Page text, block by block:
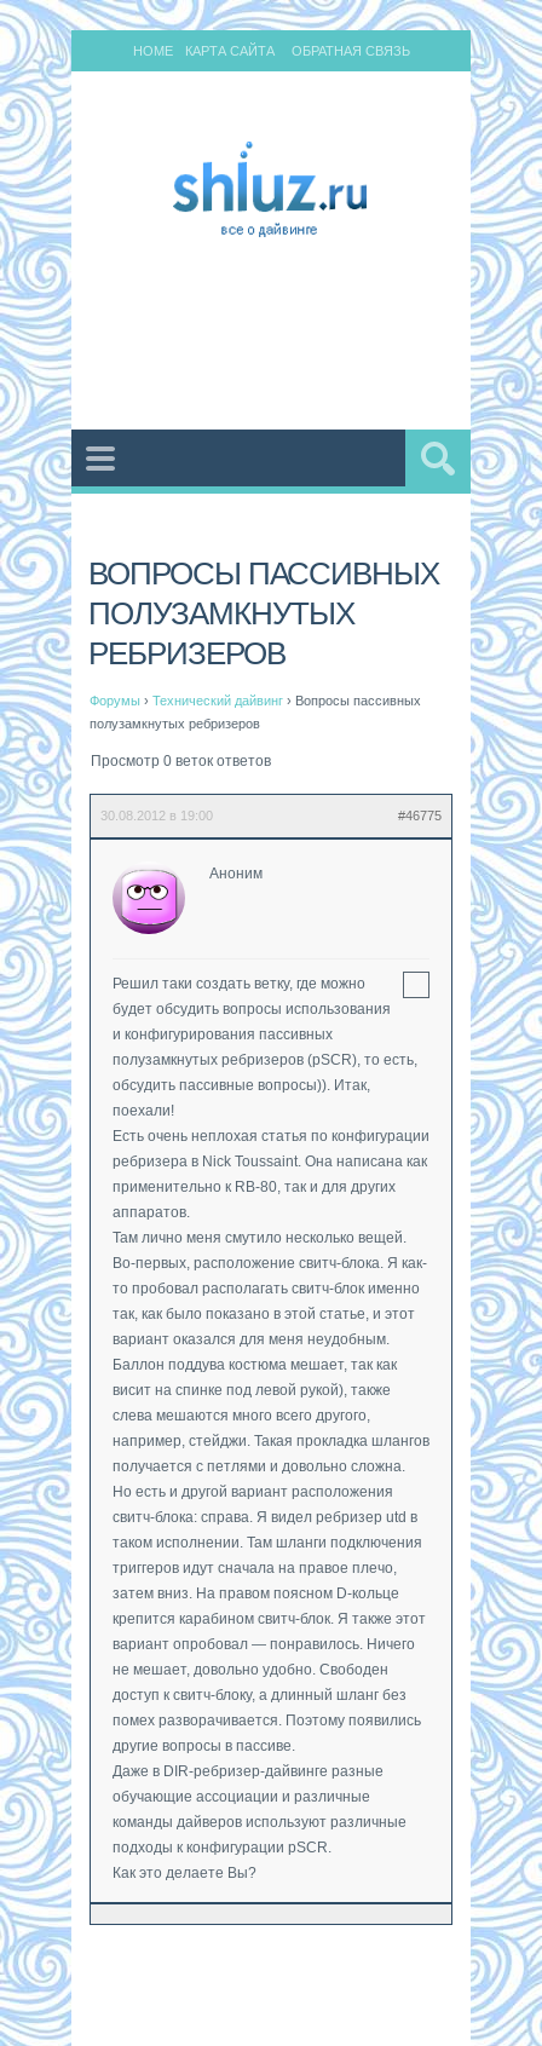
HOME КАРТА САЙТА ОБРАТНАЯ СВЯЗЬ
ВОПРОСЫ ПАССИВНЫХ
ПОЛУЗАМКНУТЫХ
РЕБРИЗЕРОВ
Форумы › Технический дайвинг › Вопросы пассивных
полузамкнутых ребризеров
Просмотр 0 веток ответов
30.08.2012 в 19:00 #46775
Аноним
Решил таки создать ветку, где можно
будет обсудить вопросы использования
и конфигурирования пассивных
полузамкнутых ребризеров (pSCR), то есть,
обсудить пассивные вопросы)). Итак,
поехали!
Есть очень неплохая статья по конфигурации
ребризера в Nick Toussaint. Она написана как
применительно к RB-80, так и для других
аппаратов.
Там лично меня смутило несколько вещей.
Во-первых, расположение свитч-блока. Я как-
то пробовал располагать свитч-блок именно
так, как было показано в этой статье, и этот
вариант оказался для меня неудобным.
Баллон поддува костюма мешает, так как
висит на спинке под левой рукой), также
слева мешаются много всего другого,
например, стейджи. Такая прокладка шлангов
получается с петлями и довольно сложна.
Но есть и другой вариант расположения
свитч-блока: справа. Я видел ребризер utd в
таком исполнении. Там шланги подключения
триггеров идут сначала на правое плечо,
затем вниз. На правом поясном D-кольце
крепится карабином свитч-блок. Я также этот
вариант опробовал — понравилось. Ничего
не мешает, довольно удобно. Свободен
доступ к свитч-блоку, а длинный шланг без
помех разворачивается. Поэтому появились
другие вопросы в пассиве.
Даже в DIR-ребризер-дайвинге разные
обучающие ассоциации и различные
команды дайверов используют различные
подходы к конфигурации pSCR.
Как это делаете Вы?